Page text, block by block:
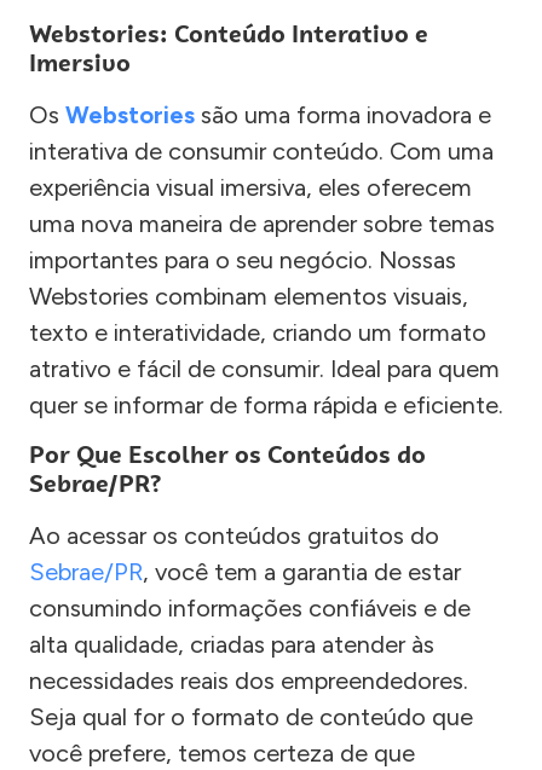
Webstories: Conteúdo Interativo e
Imersivo
Os Webstories são uma forma inovadora e
interativa de consumir conteúdo. Com uma
experiência visual imersiva, eles oferecem
uma nova maneira de aprender sobre temas
importantes para o seu negócio. Nossas
Webstories combinam elementos visuais,
texto e interatividade, criando um formato
atrativo e fácil de consumir. Ideal para quem
quer se informar de forma rápida e eficiente.
Por Que Escolher os Conteúdos do
Sebrae/PR?
Ao acessar os conteúdos gratuitos do
Sebrae/PR, você tem a garantia de estar
consumindo informações confiáveis e de
alta qualidade, criadas para atender às
necessidades reais dos empreendedores.
Seja qual for o formato de conteúdo que
você prefere, temos certeza de que